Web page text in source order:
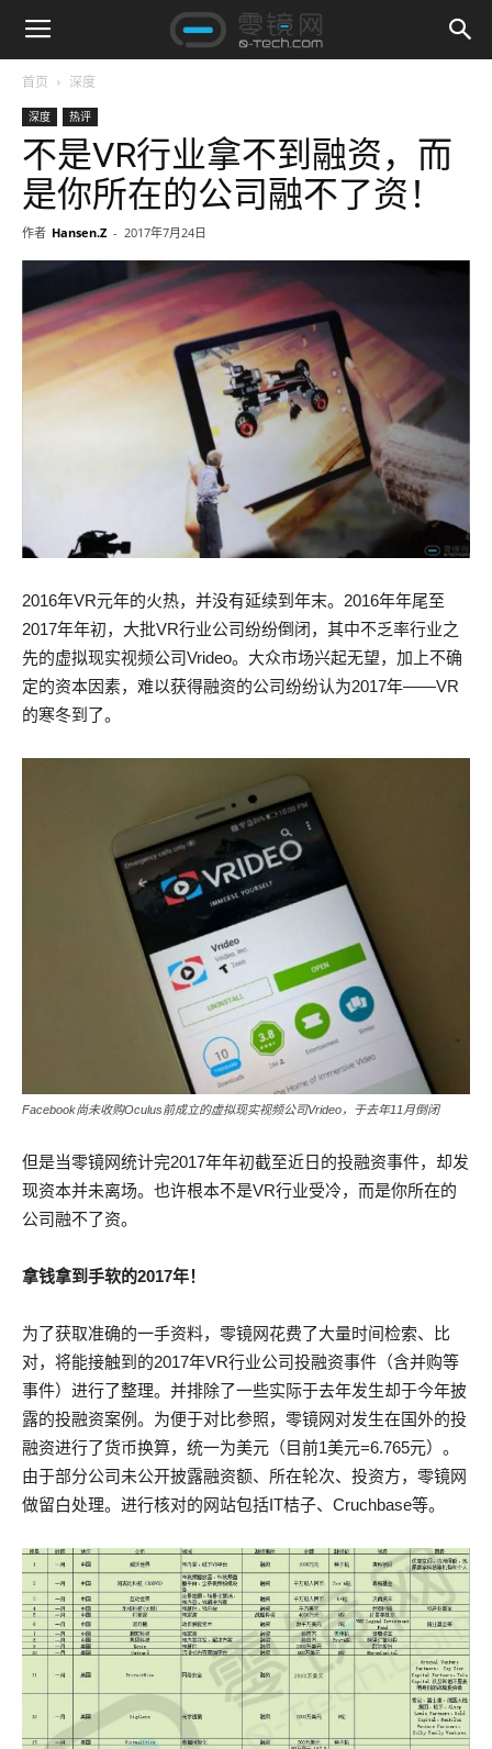
首页 深度
深度 热评
不是VR行业拿不到融资，而
是你所在的公司融不了资！
作者 Hansen.Z - 2017年7月24日
2016年VR元年的火热，并没有延续到年末。2016年年尾至
2017年年初，大批VR行业公司纷纷倒闭，其中不乏率行业之
先的虚拟现实视频公司Vrideo。大众市场兴起无望，加上不确
定的资本因素，难以获得融资的公司纷纷认为2017年——VR
的寒冬到了。
Facebook尚未收购Oculus前成立的虚拟现实视频公司Vrideo，于去年11月倒闭
但是当零镜网统计完2017年年初截至近日的投融资事件，却发
现资本并未离场。也许根本不是VR行业受冷，而是你所在的
公司融不了资。
拿钱拿到手软的2017年！
为了获取准确的一手资料，零镜网花费了大量时间检索、比
对，将能接触到的2017年VR行业公司投融资事件（含并购等
事件）进行了整理。并排除了一些实际于去年发生却于今年披
露的投融资案例。为便于对比参照，零镜网对发生在国外的投
融资进行了货币换算，统一为美元（目前1美元=6.765元）。
由于部分公司未公开披露融资额、所在轮次、投资方，零镜网
做留白处理。进行核对的网站包括IT桔子、Cruchbase等。